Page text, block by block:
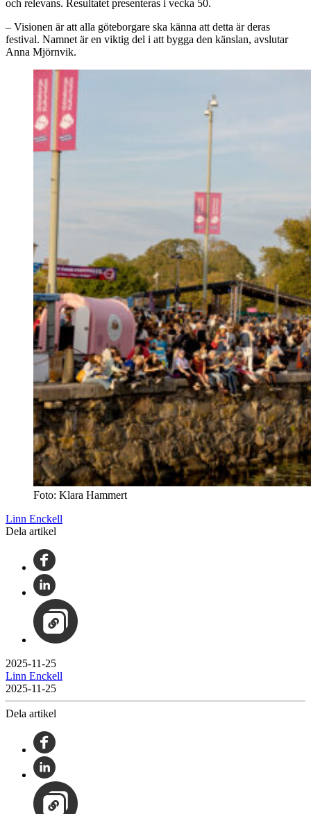
och relevans. Resultatet presenteras i vecka 50.
– Visionen är att alla göteborgare ska känna att detta är deras
festival. Namnet är en viktig del i att bygga den känslan, avslutar
Anna Mjörnvik.
Foto: Klara Hammert
Linn Enckell
Dela artikel
2025-11-25
Linn Enckell
2025-11-25
Dela artikel